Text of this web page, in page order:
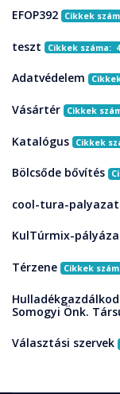
EFOP392 Cikkek
teszt Cikkek száma:
Adatvédelem
Vásártér Cikkek
Katalógus Cikkek
Bölcsőde bővítés
cool-tura-palyazat
KulTúrmix-
Térzene Cikkek
Somogyi Önk.
Választási szervek